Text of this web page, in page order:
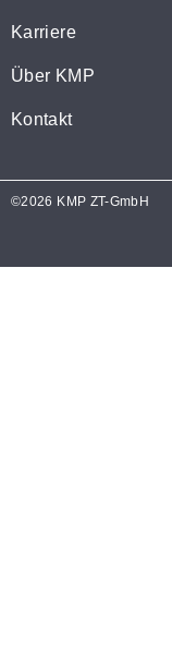
Karriere
Über KMP
Kontakt
©2026 KMP ZT-GmbH